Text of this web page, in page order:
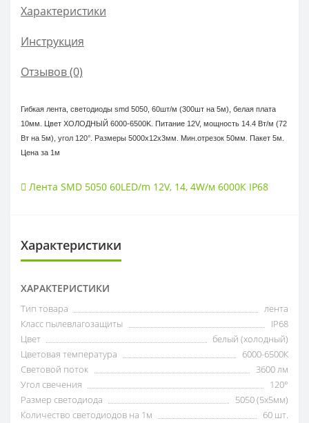
Характеристики
Инструкция
Отзывов (0)
Гибкая лента, светодиоды smd 5050, 60шт/м (300шт на 5м), белая плата
10мм. Цвет ХОЛОДНЫЙ 6000-6500K. Питание 12V, мощность 14.4 Вт/м (72
Вт на 5м), угол 120°. Размеры 5000х12x3мм. Мин.отрезок 50мм. Пакет 5м.
Цена за 1м
Лента SMD 5050 60LED/m 12V, 14, 4W/м 6000К IP68
Характеристики
ХАРАКТЕРИСТИКИ
Тип товара
лента
Класс пылевлагозащиты
IP68
Цвет
белый (холодный)
Цветовая температура
6000-6500К
Световой поток
3600 лм
Угол свечения
120°
Размер светодиода
5050 (5x5мм)
Количество светодиодов на 1м
60 шт.